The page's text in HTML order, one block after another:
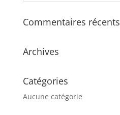
Commentaires récents
Archives
Catégories
Aucune catégorie